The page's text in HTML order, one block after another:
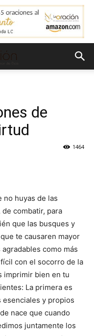
de
1464
no huyas de las
combatir, para
que las busques y
te causaren mayor
como más
con el socorro de la
imprimir bien en tu
La primera es
esenciales y propios
nace que cuando
juntamente los